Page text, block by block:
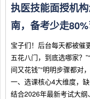
执医技能面授机
南，备考少走
宝子们！后台每天都被
五花八门，到底选哪家？
间又花钱”“明明步骤都对
一、选课核心4大维度，缺
结合2026年最新考试大